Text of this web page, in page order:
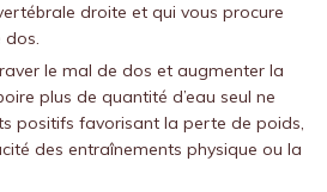
droite et qui vous procure
dos.
le mal de dos et augmenter la
plus de quantité d’eau seul ne
positifs favorisant la perte de poids,
des entraînements physique ou la